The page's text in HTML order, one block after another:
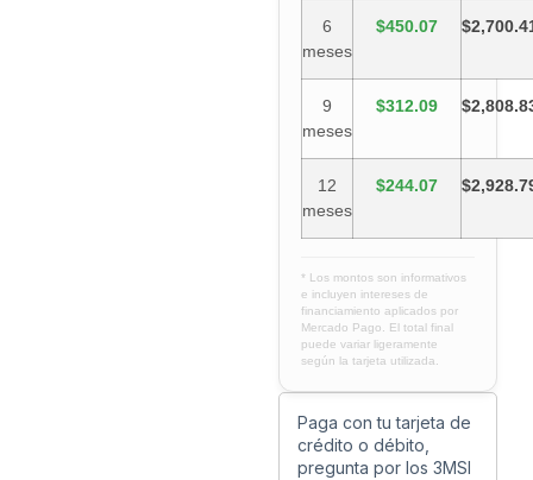
6
meses
$450.07
9
meses
$312.09
12
meses
$244.07
* Los montos son informativos
e incluyen intereses de
financiamiento aplicados por
Mercado Pago. El total final
puede variar ligeramente
según la tarjeta utilizada.
Paga con tu tarjeta de
crédito o débito,
pregunta por los 3MSI